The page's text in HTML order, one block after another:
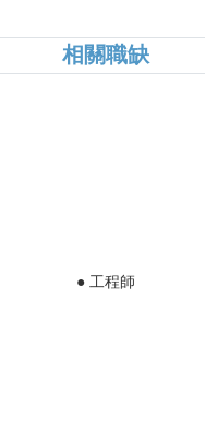
相關職缺
● 工程師